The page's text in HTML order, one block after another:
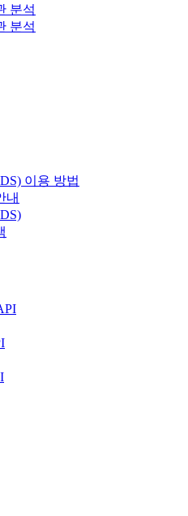
분석
분석
이용 방법
내